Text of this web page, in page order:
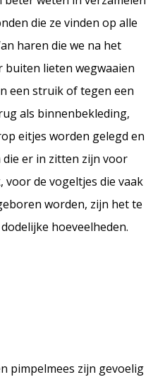
die ze vinden op alle
haren die we na het
buiten lieten wegwaaien
een struik of tegen een
als binnenbekleding,
eitjes worden gelegd en
er in zitten zijn voor
voor de vogeltjes die vaak
worden, zijn het te
hoeveelheden.
pimpelmees zijn gevoelig